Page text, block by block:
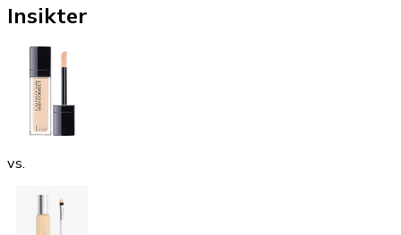
Insikter
vs.